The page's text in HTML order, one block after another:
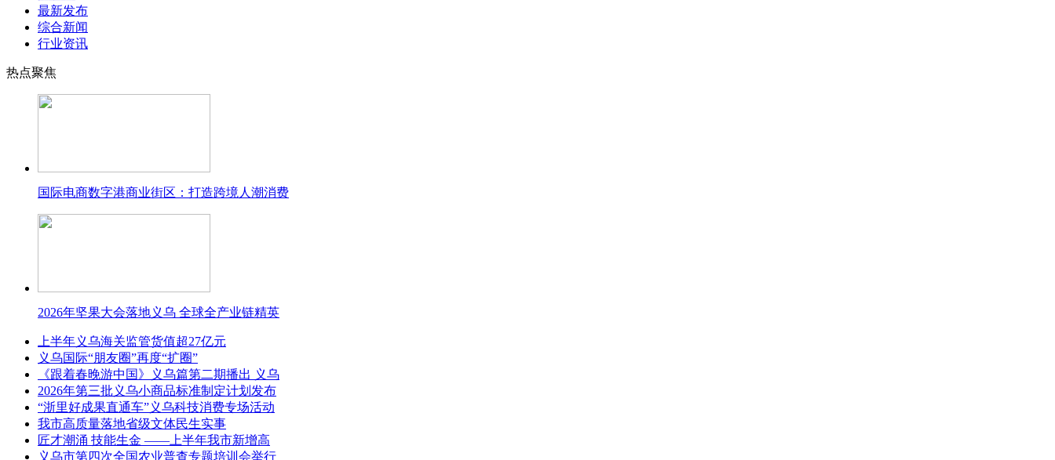
最新发布
综合新闻
行业资讯
热点聚焦
国际电商数字港商业街区：打造跨境人潮消费
2026年坚果大会落地义乌 全球全产业链精英
上半年义乌海关监管货值超27亿元
义乌国际“朋友圈”再度“扩圈”
《跟着春晚游中国》义乌篇第二期播出 义乌
2026年第三批义乌小商品标准制定计划发布
“浙里好成果直通车”义乌科技消费专场活动
我市高质量落地省级文体民生实事
匠才潮涌 技能生金 ——上半年我市新增高
义乌市第四次全国农业普查专题培训会举行